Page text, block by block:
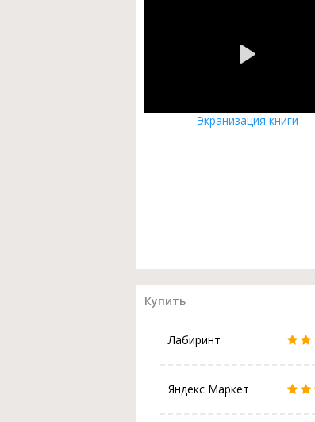
Экранизация книги
Купить
Лабиринт
Яндекс Маркет